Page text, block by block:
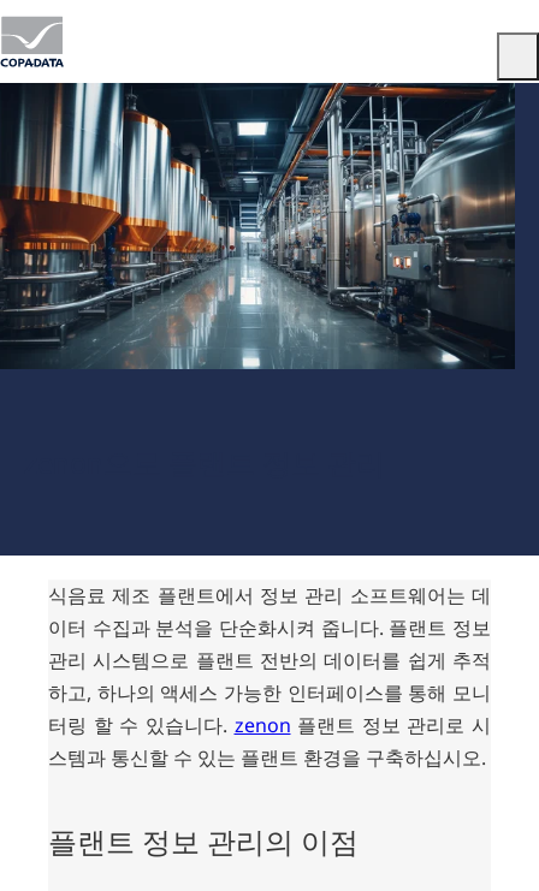
식음료 제조 플랜트에서 정보 관리 소프트웨어는 데
이터 수집과 분석을 단순화시켜 줍니다. 플랜트 정보
관리 시스템으로 플랜트 전반의 데이터를 쉽게 추적
하고, 하나의 액세스 가능한 인터페이스를 통해 모니
터링 할 수 있습니다. zenon 플랜트 정보 관리로 시
스템과 통신할 수 있는 플랜트 환경을 구축하십시오.
플랜트 정보 관리의 이점